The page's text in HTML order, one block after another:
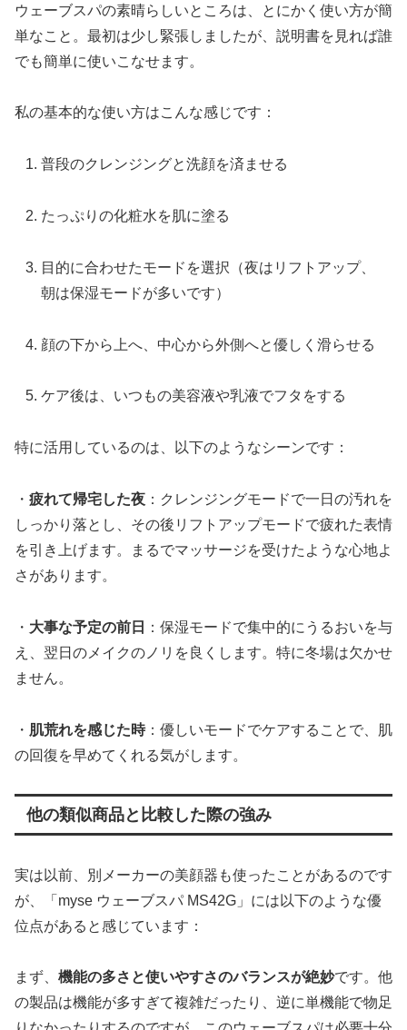
ウェーブスパの素晴らしいところは、とにかく使い方が簡
単なこと。最初は少し緊張しましたが、説明書を見れば誰
でも簡単に使いこなせます。
私の基本的な使い方はこんな感じです：
普段のクレンジングと洗顔を済ませる
たっぷりの化粧水を肌に塗る
目的に合わせたモードを選択（夜はリフトアップ、
朝は保湿モードが多いです）
顔の下から上へ、中心から外側へと優しく滑らせる
ケア後は、いつもの美容液や乳液でフタをする
特に活用しているのは、以下のようなシーンです：
・ 疲れて帰宅した夜 ：クレンジングモードで一日の汚れを
しっかり落とし、その後リフトアップモードで疲れた表情
を引き上げます。まるでマッサージを受けたような心地よ
さがあります。
・ 大事な予定の前日
：保湿モードで集中的にうるおいを与
え、翌日のメイクのノリを良くします。特に冬場は欠かせ
ません。
・ 肌荒れを感じた時：優しいモードでケアすることで、肌
の回復を早めてくれる気がします。
他の類似商品と比較した際の強み
実は以前、別メーカーの美顔器も使ったことがあるのです
が、「myse ウェーブスパ MS42G」には以下のような優
位点があると感じています：
まず、 機能の多さと使いやすさのバランスが絶妙です。他
の製品は機能が多すぎて複雑だったり、逆に単機能で物足